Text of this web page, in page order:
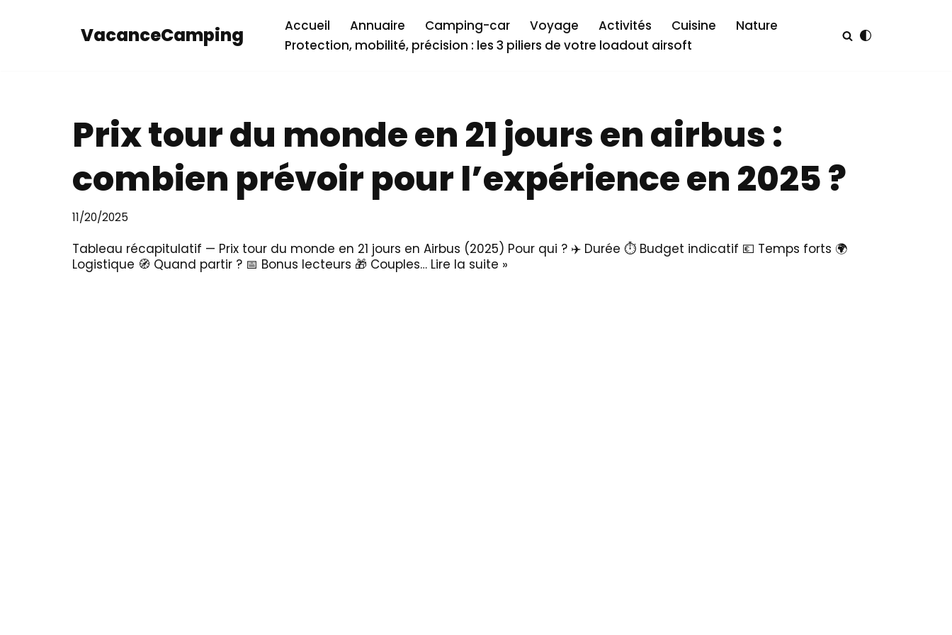
VacanceCamping Accueil Annuaire Camping-car Voyage Activités Cuisine
Nature
Protection, mobilité, précision : les 3 piliers de votre loadout airsoft
Prix tour du monde en 21 jours en airbus :
combien prévoir pour l’expérience en 2025 ?
11/20/2025
Tableau récapitulatif — Prix tour du monde en 21 jours en Airbus (2025) Pour qui ? ✈️ Durée ⏱️ Budget indicatif 💶 Temps forts 🌍
Logistique 🧭 Quand partir ? 📅 Bonus lecteurs 🎁 Couples… Lire la suite »